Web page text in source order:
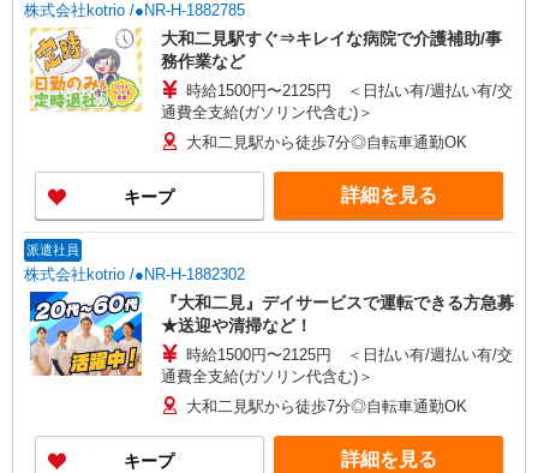
株式会社kotrio /●NR-H-1882785
大和二見駅すぐ⇒キレイな病院で介護補助/事
務作業など
時給1500円〜2125円 ＜日払い有/週払い有/交
通費全支給(ガソリン代含む)＞
大和二見駅から徒歩7分◎自転車通勤OK
キープ 詳細を見る
派遣社員
株式会社kotrio /●NR-H-1882302
『大和二見』デイサービスで運転できる方急募
★送迎や清掃など！
時給1500円〜2125円 ＜日払い有/週払い有/交
通費全支給(ガソリン代含む)＞
大和二見駅から徒歩7分◎自転車通勤OK
キープ 詳細を見る